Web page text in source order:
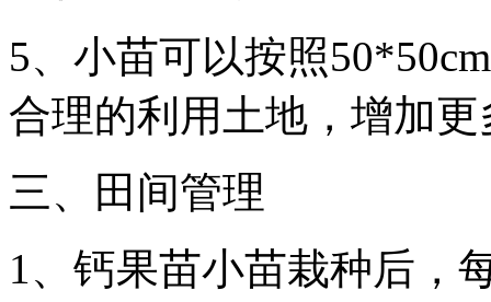
5、小苗可以按照
合理的利用土地，增加
三、田间管理
1、钙果苗小苗栽种后，